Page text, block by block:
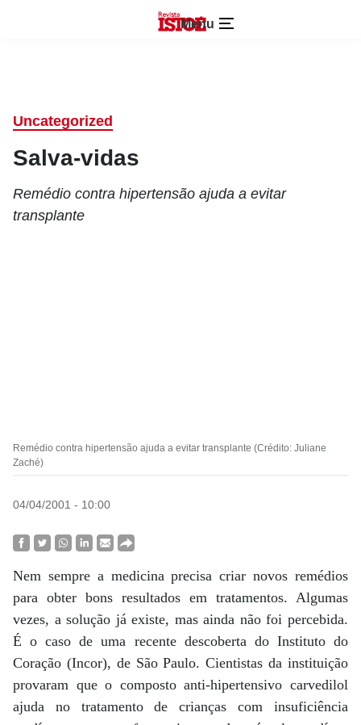
Menu
Uncategorized
Salva-vidas
Remédio contra hipertensão ajuda a evitar
transplante
Remédio contra hipertensão ajuda a evitar transplante (Crédito: Juliane
Zaché)
04/04/2001 - 10:00
Nem sempre a medicina precisa criar novos remédios
para obter bons resultados em tratamentos. Algumas
vezes, a solução já existe, mas ainda não foi percebida.
É o caso de uma recente descoberta do Instituto do
Coração (Incor), de São Paulo. Cientistas da instituição
provaram que o composto anti-hipertensivo carvedilol
ajuda no tratamento de crianças com insuficiência